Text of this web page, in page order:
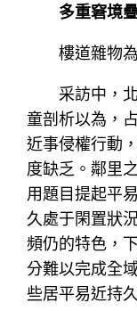
多重窘境
樓道雜物
采訪中，
童剖析以為，
近事侵權行動
度缺乏。鄰里
用題目提起平
久處于閑置狀
頻仍的特色，
分難以完成全
些居平易近持